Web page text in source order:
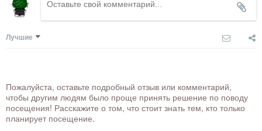
Лучшие
Пожалуйста, оставьте подробный отзыв или комментарий,
чтобы другим людям было проще принять решение по поводу
посещения! Расскажите о том, что стоит знать тем, кто только
планирует посещение.